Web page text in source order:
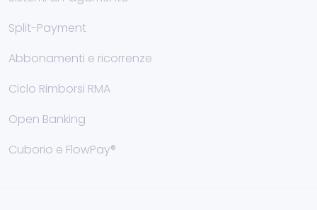
Split-Payment
Abbonamenti e ricorrenze
Ciclo Rimborsi RMA
Open Banking
Cuborio e FlowPay®